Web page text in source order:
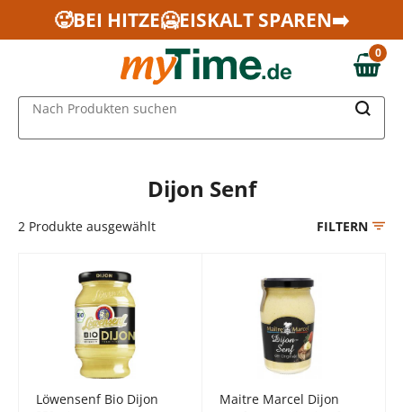
Zum Hauptinhalt springen
Zur Navigation springen
Zur Suche springen
🥵BEI HITZE🥶EISKALT SPAREN➡️
0,00 €
0
Nach Produkten suchen
Dijon Senf
2 Produkte ausgewählt FILTERN
Löwensenf Bio Dijon
Maitre Marcel Dijon